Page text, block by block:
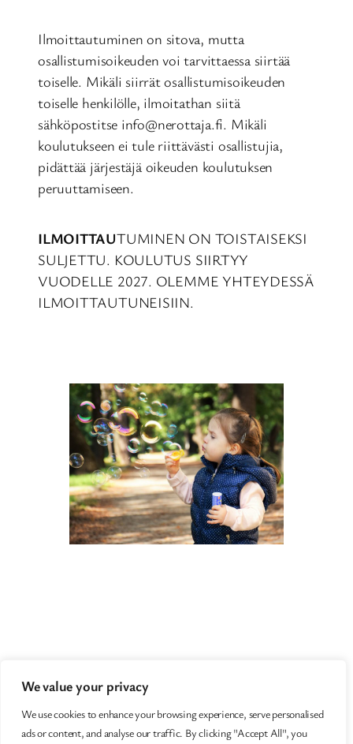
We value your privacy
We use cookies to enhance your browsing experience, serve personalised
ads or content, and analyse our traffic. By clicking "Accept All", you
Ilmoittautuminen on sitova, mutta
osallistumisoikeuden voi tarvittaessa siirtää
toiselle. Mikäli siirrät osallistumisoikeuden
toiselle henkilölle, ilmoitathan siitä
sähköpostitse info@nerottaja.fi. Mikäli
koulutukseen ei tule riittävästi osallistujia,
pidättää järjestäjä oikeuden koulutuksen
peruuttamiseen.
ILMOITTAUTUMINEN ON TOISTAISEKSI
SULJETTU. KOULUTUS SIIRTYY
VUODELLE 2027. OLEMME YHTEYDESSÄ
ILMOITTAUTUNEISIIN.
Nerotuspalveluita asiantuntijoille